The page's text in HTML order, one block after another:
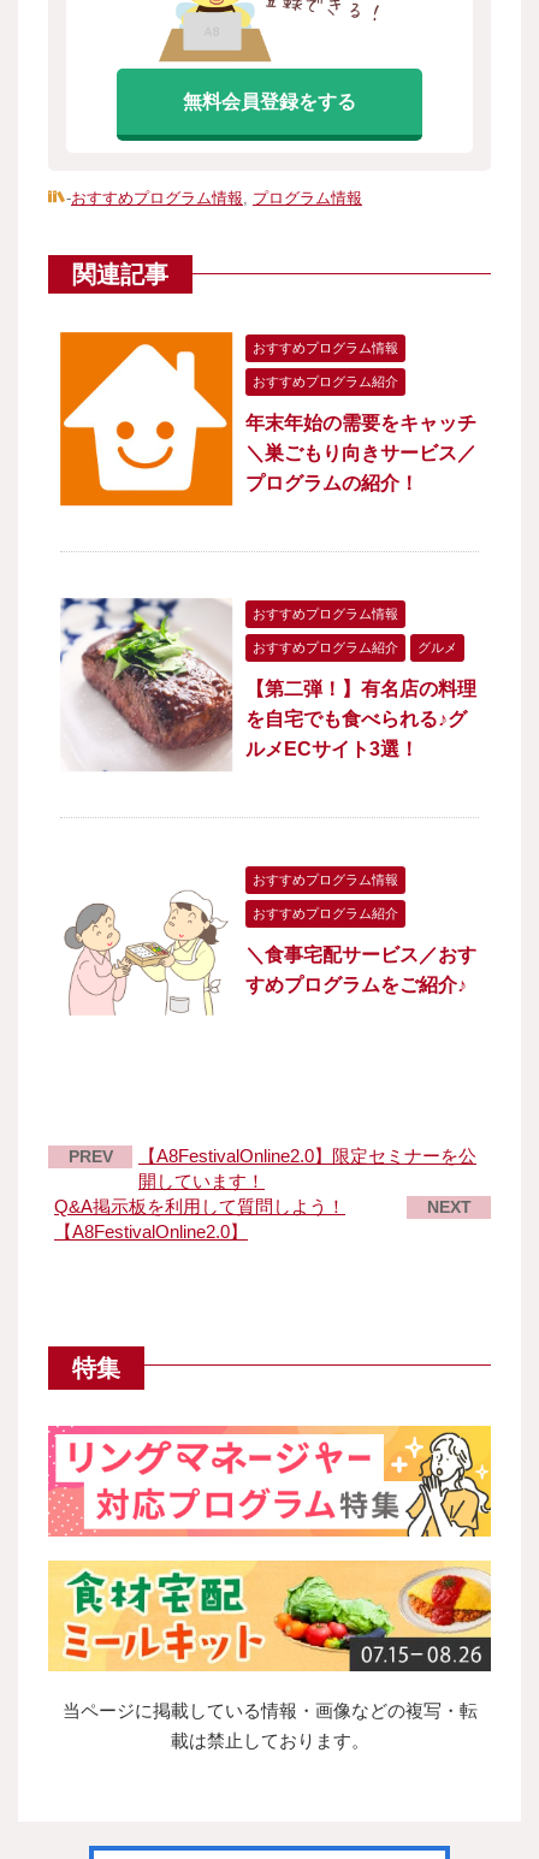
無料会員登録をする
-おすすめプログラム情報, プログラム情報
関連記事
おすすめプログラム情報
おすすめプログラム紹介
年末年始の需要をキャッチ
＼巣ごもり向きサービス／
プログラムの紹介！
おすすめプログラム情報
おすすめプログラム紹介 グルメ
【第二弾！】有名店の料理
を自宅でも食べられる♪グ
ルメECサイト3選！
おすすめプログラム情報
おすすめプログラム紹介
＼食事宅配サービス／おす
すめプログラムをご紹介♪
PREV
【A8FestivalOnline2.0】限定セミナーを公
開しています！
Q&A掲示板を利用して質問しよう！
【A8FestivalOnline2.0】
NEXT
特集
当ページに掲載している情報・画像などの複写・転
載は禁止しております。